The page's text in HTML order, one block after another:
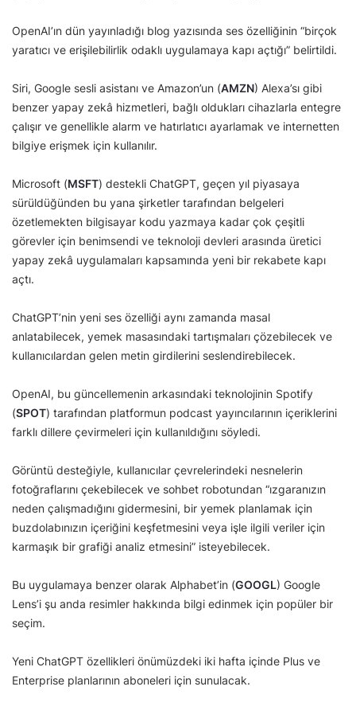
OpenAI’ın dün yayınladığı blog yazısında ses özelliğinin “birçok
yaratıcı ve erişilebilirlik odaklı uygulamaya kapı açtığı” belirtildi.
Siri, Google sesli asistanı ve Amazon’un (AMZN) Alexa’sı gibi
benzer yapay zekâ hizmetleri, bağlı oldukları cihazlarla entegre
çalışır ve genellikle alarm ve hatırlatıcı ayarlamak ve internetten
bilgiye erişmek için kullanılır.
Microsoft (MSFT) destekli ChatGPT, geçen yıl piyasaya
sürüldüğünden bu yana şirketler tarafından belgeleri
özetlemekten bilgisayar kodu yazmaya kadar çok çeşitli
görevler için benimsendi ve teknoloji devleri arasında üretici
yapay zekâ uygulamaları kapsamında yeni bir rekabete kapı
açtı.
ChatGPT’nin yeni ses özelliği aynı zamanda masal
anlatabilecek, yemek masasındaki tartışmaları çözebilecek ve
kullanıcılardan gelen metin girdilerini seslendirebilecek.
OpenAI, bu güncellemenin arkasındaki teknolojinin Spotify
(SPOT) tarafından platformun podcast yayıncılarının içeriklerini
farklı dillere çevirmeleri için kullanıldığını söyledi.
Görüntü desteğiyle, kullanıcılar çevrelerindeki nesnelerin
fotoğraflarını çekebilecek ve sohbet robotundan “ızgaranızın
neden çalışmadığını gidermesini, bir yemek planlamak için
buzdolabınızın içeriğini keşfetmesini veya işle ilgili veriler için
karmaşık bir grafiği analiz etmesini” isteyebilecek.
Bu uygulamaya benzer olarak Alphabet’in (GOOGL) Google
Lens’i şu anda resimler hakkında bilgi edinmek için popüler bir
seçim.
Yeni ChatGPT özellikleri önümüzdeki iki hafta içinde Plus ve
Enterprise planlarının aboneleri için sunulacak.